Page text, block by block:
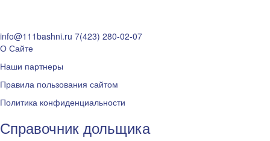
info@111bashni.ru 7(423) 280-02-07
О Сайте
Наши партнеры
Правила пользования сайтом
Политика конфиденциальности
Справочник дольщика